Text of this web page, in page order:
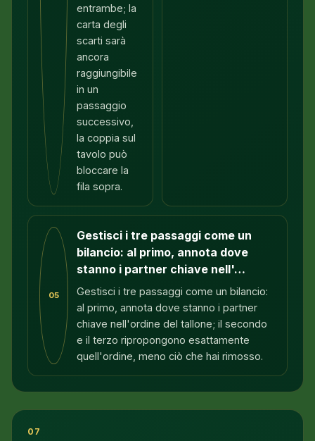
entrambe; la
carta degli
scarti sarà
ancora
raggiungibile
in un
passaggio
successivo,
la coppia sul
tavolo può
bloccare la
fila sopra.
05
Gestisci i tre passaggi come un
bilancio: al primo, annota dove
stanno i partner chiave nell'…
Gestisci i tre passaggi come un bilancio:
al primo, annota dove stanno i partner
chiave nell'ordine del tallone; il secondo
e il terzo ripropongono esattamente
quell'ordine, meno ciò che hai rimosso.
07